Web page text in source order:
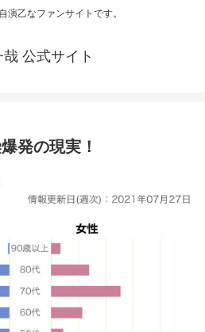
演乙なファンサイトです。
公式サイト
発の現実！